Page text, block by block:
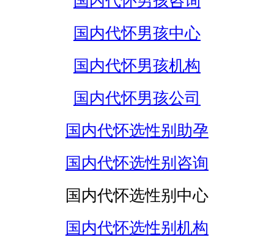
国内代怀男孩中心
国内代怀男孩机构
国内代怀男孩公司
国内代怀选性别助孕
国内代怀选性别咨询
国内代怀选性别中心
国内代怀选性别机构